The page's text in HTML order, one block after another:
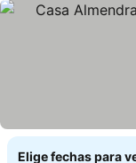
Elige fechas para